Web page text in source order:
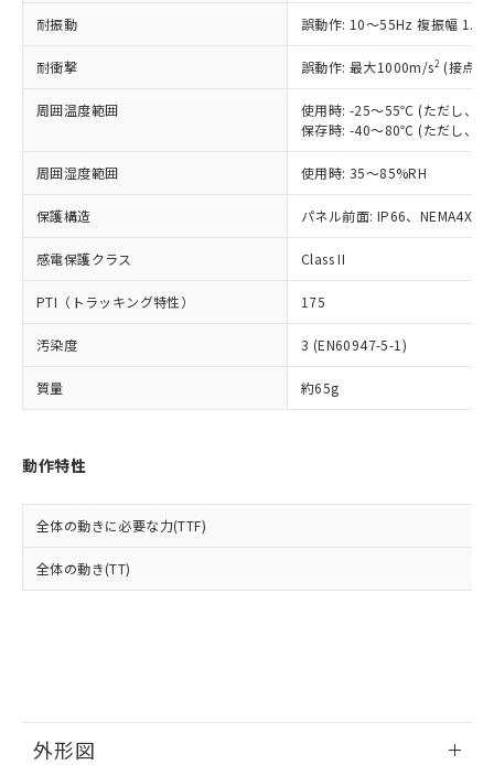
耐振動 誤動作: 10～55Hz 複振幅
耐衝撃 誤動作: 最大1000m/s2 (接点
周囲温度範囲
使用時: -25～55℃ (ただし、氷
保存時: -40～80℃ (ただし、氷
周囲湿度範囲 使用時: 35～85%RH
保護構造 パネル前面: IP66、NEMA4X,
感電保護クラス Class II
PTI（トラッキング特性） 175
汚染度 3 (EN60947-5-1)
質量 約65g
動作特性
全体の動きに必要な力(TTF)
全体の動き(TT)
外形図
記載している更新日時点での社内デー
タに基づき作成されるものであり、閲
覧された時点での実際の在庫および標
準価格とは異なる場合があることをご
正式な納期状況および標準価格はお客
様のお取引先、またはお客様担当のオ
ムロン制御機器販売店・当社販売員に
オムロン制御機器販売店や当社販売拠
販売ネットワーク
」をご確認
ください。
在庫状況および標準価格結果を当社の
事前の承諾なく第三者に漏洩または開
示しないようお願いします。
マイパーツ機能（部品リスト作成サー
ビス）をご利用いただくには、I-Web
メンバーズにご登録されている必要が
および当社の共同利用者が、当社の製
品・サービスに関するお客様との取
をご了承ください。
※当社の共同利用者とは、"個人情報
鉛(Pb) 1000ppm以下、 水銀(Hg) 1000ppm以下、 カド
六価クロム(Cr(Ⅵ)) 1000ppm以下、ポリ臭化ビフェニル
類(PBB) 1000ppm以下、ポリ臭化ジフェニルエーテル類
(PBDE) 1000ppm以下、フタル酸ビス(2-エチルヘキシ
ル) (DEHP)(別名：DOP) 1000ppm以下、フタル酸ブチ
ルベンジル（BBP） 1000ppm以下、フタル酸ジブチル
（DBP） 1000ppm以下、フタル酸ジイソブチル
(DIBP) 1000ppm以下
但し、RoHS指令で産業用監視および制御機器に対する
適用除外項目は除く。
フタル酸エステル類の４物質については閾値を超える意
図的な使用がないことを確認しています。
※2 対応予定月
部品在庫の切り替え状況などにより、予定
月が前後することがあります。
下記の非含有証明書をダウンロードするこ
とができます。
EU RoHS指令（10物質）の非含有証明書
物質の対応では、対応完了までの期間は出
荷製品に未対応品が混在することから備考
*中国RoHS10物質の基準値 (GB/T26572)：
Pb(鉛) :1000ppm、 Hg(水銀) : 1000ppm、 Cd(カドミウ
Cr(Ⅵ)(六価クロム) : 1000ppm、 PBBs(ポリ臭化ビフェ
ニル類) : 1000ppm、 PBDEs(ポリ臭化ジフェニルエーテ
ル) : 1000ppm、
DEHP(フタル酸ビス(2-エチルヘキシル)) : 1000ppm
※2 環境保護使用期限
「ｅ」：有害物質（10物質）のすべてが基
準値以下であることを示します。
「10」：通常の使用状況下において有害物
質が外部に漏えいし、環境に深刻な影響を
及ぼさない年数を意味します。
（以下｢規制貨物等」という）を輸出
または国外への提供する場合は、日本
国政府の輸出許可(または役務取引許
可)を取得するなどの必要な手続きを
当社は規制貨物を破棄する場合は、完
全に破砕するなど、違法に輸出されな
いよう必要な手段を講じます。
当社は貴社製品を、核兵器、ミサイ
ル、化学兵器、生物兵器またはその他
武器並びにこれらの製造装置等に一切
使用いたしません。
当社は、貴社製品を第三者に販売する
場合は、上記1、2および3の内容を当
該第三者に通知します。また当社は、
販売先および販売に係わる関係者が違
法に輸出するおそれがある場合は、取
り引きをいたしません。
○ 一定数以上の在庫あり
△ 一定数には満たないが在庫あり
在庫なし(最新の在庫状況につ
いては、お客様のお取引先、ま
たはお客様担当のオムロン制御
機器販売店・当社販売員にご確
認ください)
受注生産機種、また在庫状況の
情報を公開していない機種